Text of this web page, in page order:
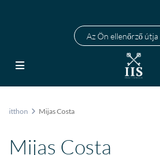
Az Ön ellenőrző
itthon Mijas Costa
Mijas Costa